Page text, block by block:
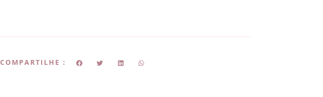
COMPARTILHE :